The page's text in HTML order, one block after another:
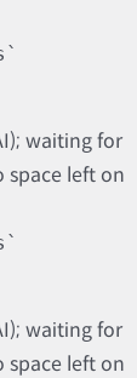
waiting for
space left on
waiting for
space left on